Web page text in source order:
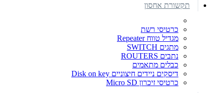
תקשורת אחסון
כרטיסי רשת
מגדיל טווח Repeater
מתגים SWITCH
נתבים ROUTERS
כבלים מתאמים
דיסקים ניידים חיצוניים Disk on key
כרטיסי זיכרון Micro SD